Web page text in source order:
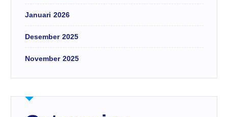
Januari 2026
Desember 2025
November 2025